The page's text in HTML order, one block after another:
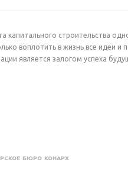
капитального строительства
воплотить в жизнь все идеи
является залогом успеха